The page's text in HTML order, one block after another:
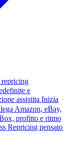
e
assistita Inizia
Amazon, eBay,
profitto e ritmo
Repricing pensato